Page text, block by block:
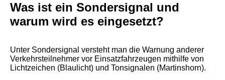
Was ist ein Sondersignal und
warum wird es eingesetzt?
Unter Sondersignal versteht man die Warnung anderer
Verkehrsteilnehmer vor Einsatzfahrzeugen mithilfe von
Lichtzeichen (Blaulicht) und Tonsignalen (Martinshorn).